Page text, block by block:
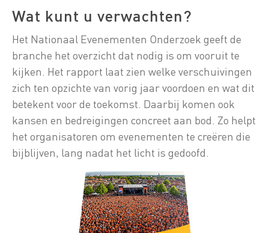
Wat kunt u verwachten?
Het Nationaal Evenementen Onderzoek geeft de
branche het overzicht dat nodig is om vooruit te
kijken. Het rapport laat zien welke verschuivingen
zich ten opzichte van vorig jaar voordoen en wat dit
betekent voor de toekomst. Daarbij komen ook
kansen en bedreigingen concreet aan bod. Zo helpt
het organisatoren om evenementen te creëren die
bijblijven, lang nadat het licht is gedoofd.